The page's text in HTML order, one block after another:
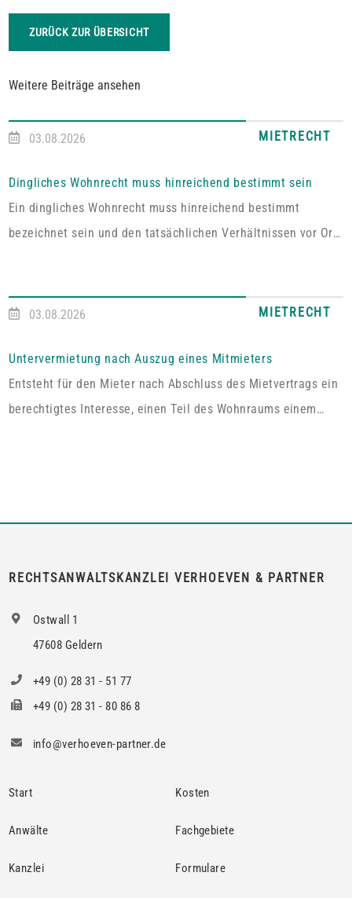
ZURÜCK ZUR ÜBERSICHT
Weitere Beiträge ansehen
03.08.2026 MIETRECHT
Dingliches Wohnrecht muss hinreichend bestimmt sein
Ein dingliches Wohnrecht muss hinreichend bestimmt
bezeichnet sein und den tatsächlichen Verhältnissen vor Ort
Oberlandesgericht Zweibrücken entschiedenen Fall umfasste
alleinige ausschließliche Benutzung der abgeschlossenen
Wohnung im Dachgeschoss“. Tatsächlich handelt es sich bei
dem […]
03.08.2026 MIETRECHT
Untervermietung nach Auszug eines Mitmieters
Entsteht für den Mieter nach Abschluss des Mietvertrags ein
berechtigtes Interesse, einen Teil des Wohnraums einem
RECHTSANWALTSKANZLEI VERHOEVEN & PARTNER
Ostwall 1
47608 Geldern
+49 (0) 28 31 - 51 77
+49 (0) 28 31 - 80 86 8
info@verhoeven-partner.de
Start Kosten
Anwälte Fachgebiete
Kanzlei Formulare